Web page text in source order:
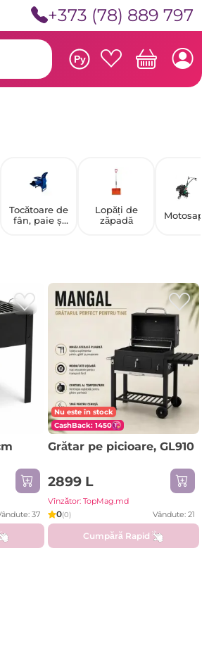
+373 (78) 889 797
Ру
Tocătoare de
fân, paie și
Lopăți de
zăpadă
Motosape
37
Nu este în stock
CashBack: 1450
Grătar pe picioare, GL910
2899 L
Vînzător: TopMag.md
0(0) Vândute: 21
Cumpără Rapid